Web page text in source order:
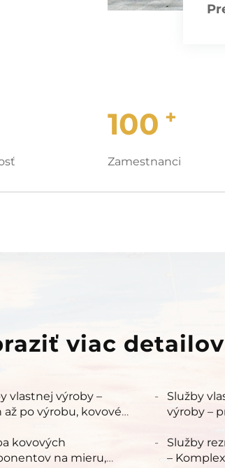
100 +
Zamestnanci
viac
vlastnej výroby –
až po výrobu, kovové
Služby
výroby –
kovových
na mieru,
Služby
–